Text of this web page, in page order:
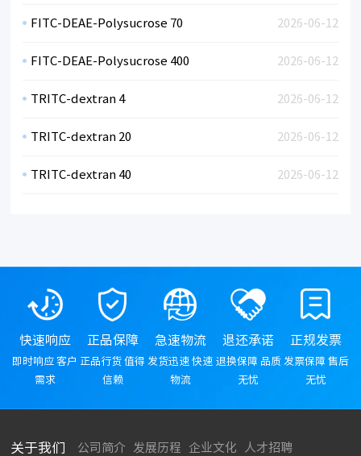
2026-06-12
FITC-DEAE-Polysucrose 70
2026-06-12
FITC-DEAE-Polysucrose 400
2026-06-12
TRITC-dextran 4
2026-06-12
TRITC-dextran 20
2026-06-12
TRITC-dextran 40
快速响应
即时响应 客户
需求
正品保障
正品行货 值得
信赖
急速物流
发货迅速 快速
物流
退还承诺
退换保障 品质
无忧
正规发票
发票保障 售后
无忧
关于我们 公司简介 发展历程 企业文化 人才招聘